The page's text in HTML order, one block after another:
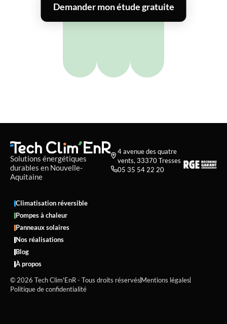
Demander mon étude gratuite
Solutions énergétiques
durables en Nouvelle-
Aquitaine

4 avenue des quatre
vents, 33370 Tresses
05 35 54 22 20
Climatisation réversible
Pompes à chaleur
Panneaux solaires
Nos réalisations
Blog
À propos
© 2026 Tech Clim'EnR - Tous droits réservésMentions légales
Politique de confidentialité